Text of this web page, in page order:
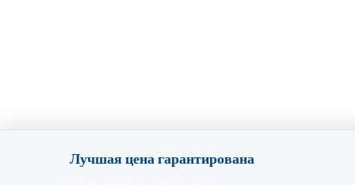
Лучшая цена гарантирована